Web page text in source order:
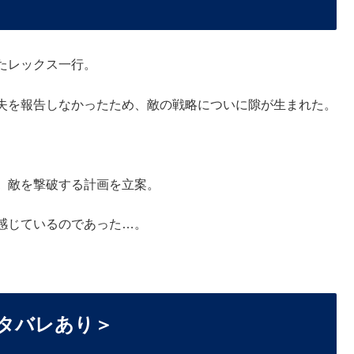
ックス一行。
報告しなかったため、敵の戦略についに隙が生まれた。
を撃破する計画を立案。
じているのであった…。
バレあり＞